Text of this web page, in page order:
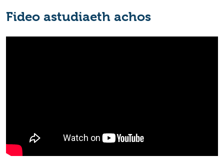
Fideo astudiaeth achos